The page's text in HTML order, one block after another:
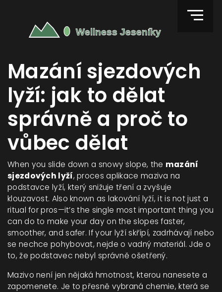
Mazání sjezdových
lyží: jak to dělat
správně a proč to
vůbec dělat
When you slide down a snowy slope, the mazání
sjezdových lyží,proces aplikace maziva na
podstavce lyží, který snižuje tření a zvyšuje
klouzavost. Also known as lakování lyží, it is not just a
ritual for pros—it’s the single most important thing you
can do to make your day on the slopes faster,
smoother, and safer. If your lyží skřípí, zadrhávají nebo
se nechce pohybovat, nejde o vadný materiál. Jde o
to, že podstavec nebyl správně ošetřený.
Mazivo není jen nějaká hmotnost, kterou nanesete a
zapomenete. Je to přesně vybraná chemie, která se